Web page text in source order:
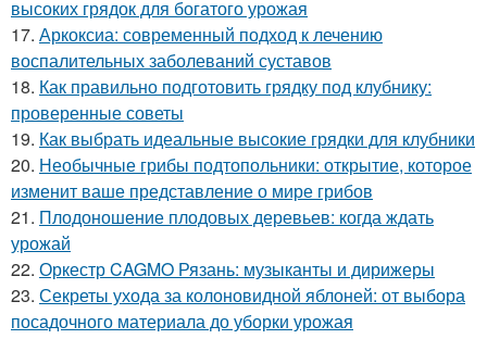
высоких грядок для богатого урожая
17. Аркоксиа: современный подход к лечению
воспалительных заболеваний суставов
18. Как правильно подготовить грядку под клубнику:
проверенные советы
19. Как выбрать идеальные высокие грядки для клубники
20. Необычные грибы подтопольники: открытие, которое
изменит ваше представление о мире грибов
21. Плодоношение плодовых деревьев: когда ждать
урожай
22. Оркестр CAGMO Рязань: музыканты и дирижеры
23. Секреты ухода за колоновидной яблоней: от выбора
посадочного материала до уборки урожая